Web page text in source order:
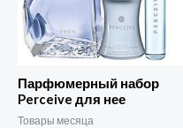
Парфюмерный набор
Perceive для нее
Товары месяца